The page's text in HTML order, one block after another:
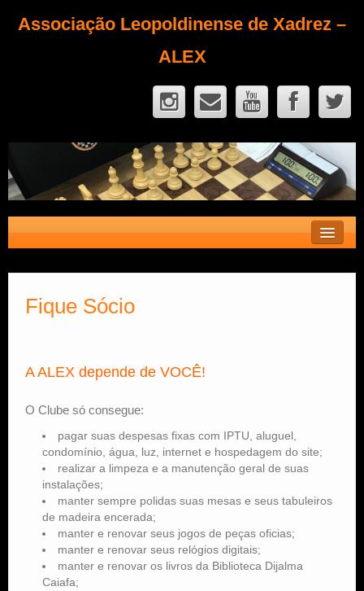
Associação Leopoldinense de Xadrez –
ALEX
Fique Sócio
Fique Sócio
A ALEX depende de VOCÊ!
O Clube só consegue:
pagar suas despesas fixas com IPTU, aluguel,
condomínio, água, luz, internet e hospedagem do site;
realizar a limpeza e a manutenção geral de suas
instalações;
manter sempre polidas suas mesas e seus tabuleiros
de madeira encerada;
manter e renovar seus jogos de peças oficias;
manter e renovar seus relógios digitais;
manter e renovar os livros da Biblioteca Dijalma
Caiafa;